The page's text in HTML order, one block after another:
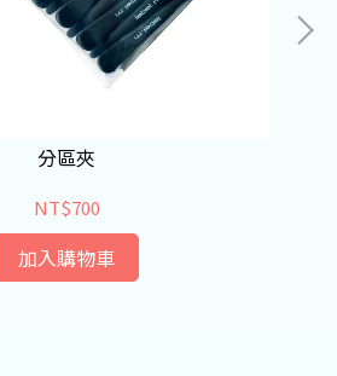
分區夾
NT$700
加入購物車